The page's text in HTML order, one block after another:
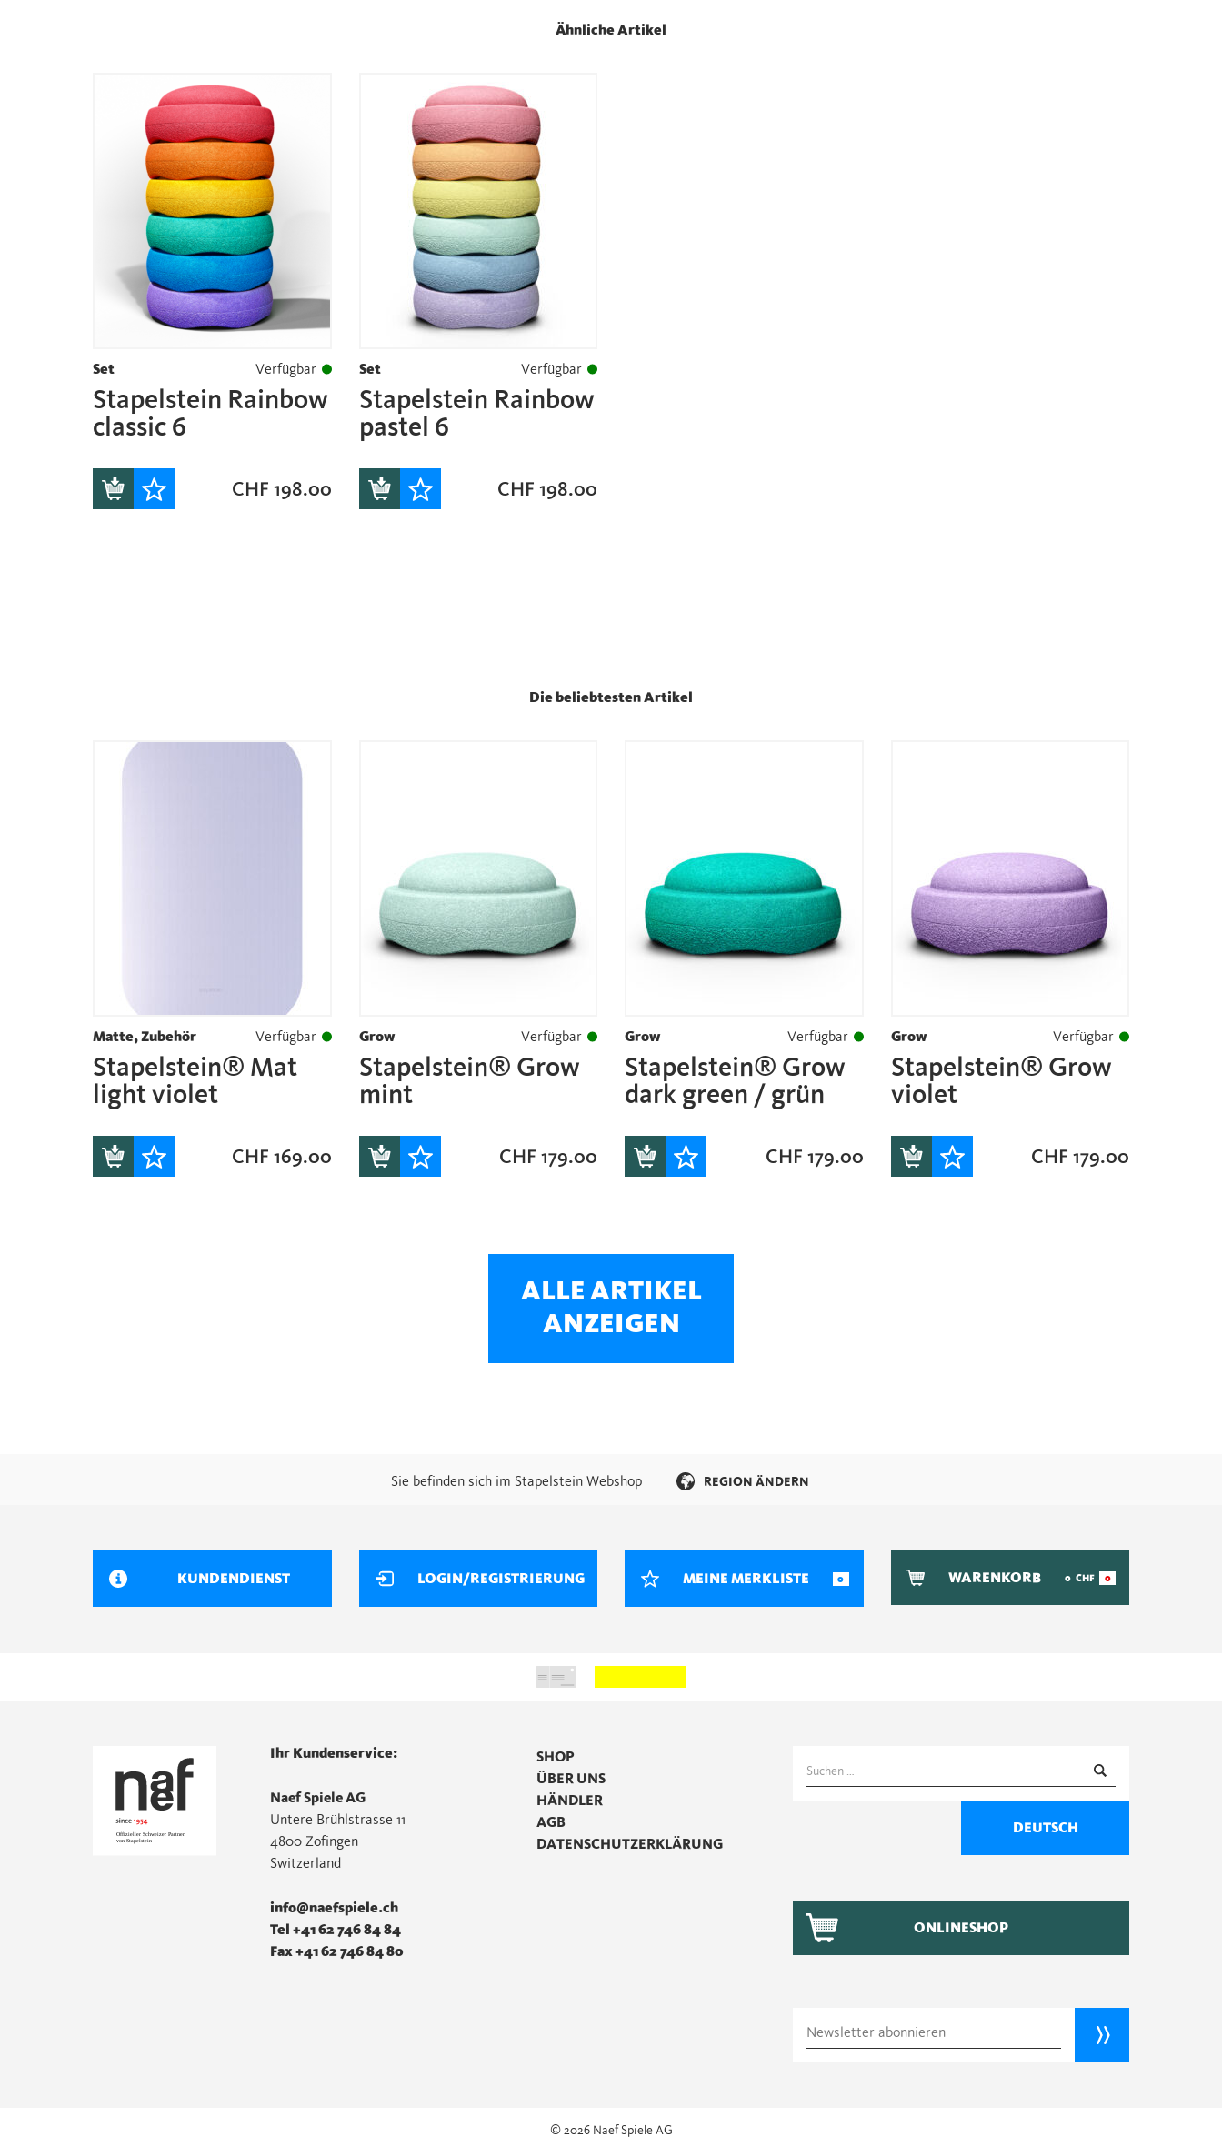
Ähnliche Artikel
Set Verfügbar
Stapelstein Rainbow
classic 6
CHF 198.00
Set Verfügbar
Stapelstein Rainbow
pastel 6
CHF 198.00
Die beliebtesten Artikel
Matte, Zubehör Verfügbar
Stapelstein® Mat
light violet
CHF 169.00
Grow Verfügbar
Stapelstein® Grow
mint
CHF 179.00
Grow Verfügbar
Stapelstein® Grow
dark green / grün
CHF 179.00
Grow Verfügbar
Stapelstein® Grow
violet
CHF 179.00
ALLE ARTIKEL
ANZEIGEN
Sie befinden sich im Stapelstein Webshop REGION ÄNDERN
KUNDENDIENST LOGIN/REGISTRIERUNG MEINE MERKLISTE 0 WARENKORB 0 CHF 0
Ihr Kundenservice:
Naef Spiele AG
Untere Brühlstrasse 11
4800 Zofingen
Switzerland
info@naefspiele.ch
Tel +41 62 746 84 84
Fax +41 62 746 84 80
SHOP
ÜBER UNS
HÄNDLER
AGB
DATENSCHUTZERKLÄRUNG
Suchen
nach:
DEUTSCH
ONLINESHOP
© 2026 Naef Spiele AG